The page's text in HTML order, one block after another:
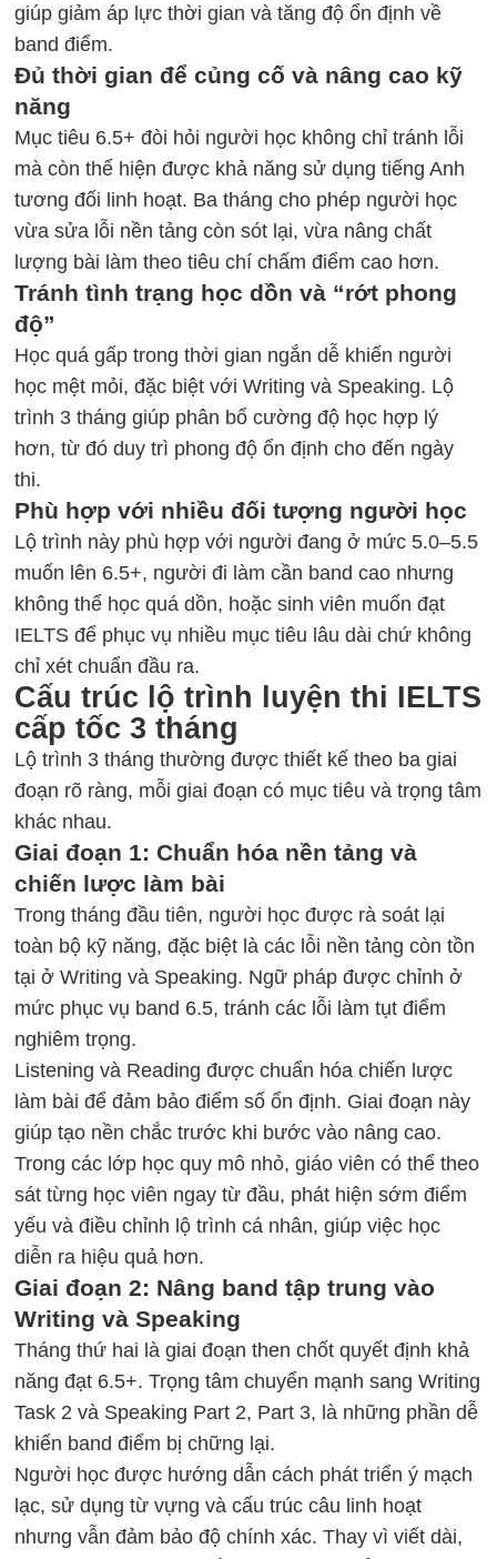
giúp giảm áp lực thời gian và tăng độ ổn định về
band điểm.
Đủ thời gian để củng cố và nâng cao kỹ
năng
Mục tiêu 6.5+ đòi hỏi người học không chỉ tránh lỗi
mà còn thể hiện được khả năng sử dụng tiếng Anh
tương đối linh hoạt. Ba tháng cho phép người học
vừa sửa lỗi nền tảng còn sót lại, vừa nâng chất
lượng bài làm theo tiêu chí chấm điểm cao hơn.
Tránh tình trạng học dồn và “rớt phong
độ”
Học quá gấp trong thời gian ngắn dễ khiến người
học mệt mỏi, đặc biệt vớiWriting và Speaking. Lộ
trình 3 tháng giúp phân bổ cường độ học hợp lý
hơn, từ đó duy trì phong độ ổn định cho đến ngày
thi.
Phù hợp với nhiều đối tượng người học
Lộ trình này phù hợp với người đang ở mức 5.0–5.5
muốn lên 6.5+, người đi làm cần band cao nhưng
không thể học quá dồn, hoặc sinh viên muốn đạt
IELTSđể phục vụ nhiều mục tiêu lâu dài chứ không
chỉ xét chuẩn đầu ra.
Cấu trúc lộ trình luyện thi IELTS
cấp tốc 3 tháng
Lộ trình 3 tháng thường được thiết kế theo ba giai
đoạn rõ ràng, mỗi giai đoạn có mục tiêu và trọng tâm
khác nhau.
Giai đoạn 1: Chuẩn hóa nền tảng và
chiến lược làm bài
Trong tháng đầu tiên, người học được rà soát lại
toàn bộ kỹ năng, đặc biệt là các lỗi nền tảng còn tồn
tại ở Writing và Speaking. Ngữ pháp được chỉnh ở
mức phục vụ band 6.5, tránh các lỗi làm tụt điểm
nghiêm trọng.
Listening và Reading được chuẩn hóa chiến lược
làm bài để đảm bảo điểm số ổn định. Giai đoạn này
giúp tạo nền chắc trước khi bước vào nâng cao.
Trong các lớp học quy mô nhỏ, giáo viên có thể theo
sát từng học viên ngay từ đầu, phát hiện sớm điểm
yếu và điều chỉnh lộ trình cá nhân, giúp việc học
diễn ra hiệu quả hơn.
Giai đoạn 2: Nâng band tập trung vào
Writing và Speaking
Tháng thứ hai là giai đoạn then chốt quyết định khả
năng đạt 6.5+. Trọng tâm chuyển mạnh sang Writing
Task 2 và Speaking Part 2, Part 3, là những phần dễ
khiến band điểm bị chững lại.
Người học được hướng dẫn cách phát triển ý mạch
lạc, sử dụng từ vựng và cấu trúc câu linh hoạt
nhưng vẫn đảm bảo độ chính xác. Thay vì viết dài,